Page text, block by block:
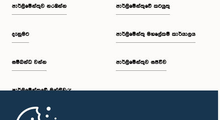
පාර්ලි‌මේන්තුව නරඹන්න
දැනුමට
සම්බන්ධ වන්න
පාර්ලි‌මේන්තුවේ මන්ත්‍රීවරු
මුල් පිටුව
පාර්ලිමේන්තුවේ කටයුතු
පාර්ලිමේන්තු මහලේකම් කාර්යාලය
පාර්ලිමේන්තුව සජීවීව